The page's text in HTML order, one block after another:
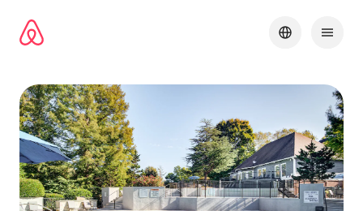
Inhalten
springen